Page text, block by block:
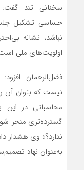
سخنانی تند گفت:
حساسی تشکیل
نباشد، نشانه
اولویت‌های ملی
فضل‌الرحمان
نیست که بتوان آن
محاسباتی در
گسترده‌تری منجر
ندارد؟» وی هشدار
به‌عنوان نهاد